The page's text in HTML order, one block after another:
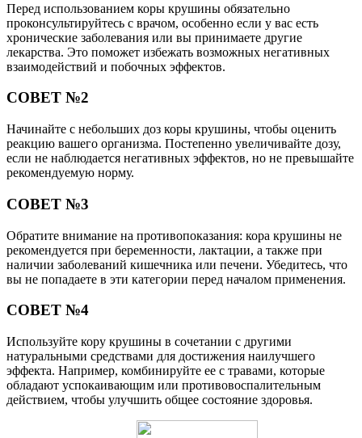
Перед использованием коры крушины обязательно
проконсультируйтесь с врачом, особенно если у вас есть
хронические заболевания или вы принимаете другие
лекарства. Это поможет избежать возможных негативных
взаимодействий и побочных эффектов.
СОВЕТ №2
Начинайте с небольших доз коры крушины, чтобы оценить
реакцию вашего организма. Постепенно увеличивайте дозу,
если не наблюдается негативных эффектов, но не превышайте
рекомендуемую норму.
СОВЕТ №3
Обратите внимание на противопоказания: кора крушины не
рекомендуется при беременности, лактации, а также при
наличии заболеваний кишечника или печени. Убедитесь, что
вы не попадаете в эти категории перед началом применения.
СОВЕТ №4
Используйте кору крушины в сочетании с другими
натуральными средствами для достижения наилучшего
эффекта. Например, комбинируйте ее с травами, которые
обладают успокаивающим или противовоспалительным
действием, чтобы улучшить общее состояние здоровья.